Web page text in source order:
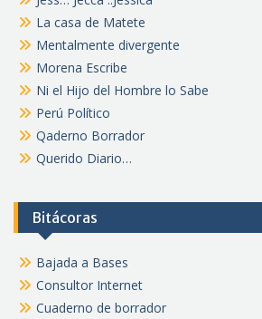
La casa de Matete
Mentalmente divergente
Morena Escribe
Ni el Hijo del Hombre lo Sabe
Perú Político
Qaderno Borrador
Querido Diario…
Bitácoras
Bajada a Bases
Consultor Internet
Cuaderno de borrador